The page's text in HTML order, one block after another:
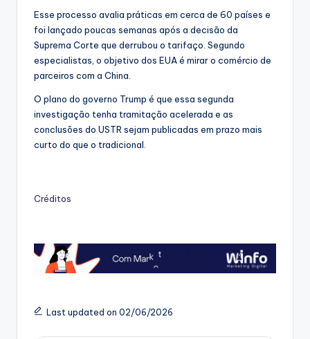
Esse processo avalia práticas em cerca de 60 países e
foi lançado poucas semanas após a decisão da
Suprema Corte que derrubou o tarifaço. Segundo
especialistas, o objetivo dos EUA é mirar o comércio de
parceiros com a China.
O plano do governo Trump é que essa segunda
investigação tenha tramitação acelerada e as
conclusões do USTR sejam publicadas em prazo mais
curto do que o tradicional.
Créditos
Last updated on 02/06/2026